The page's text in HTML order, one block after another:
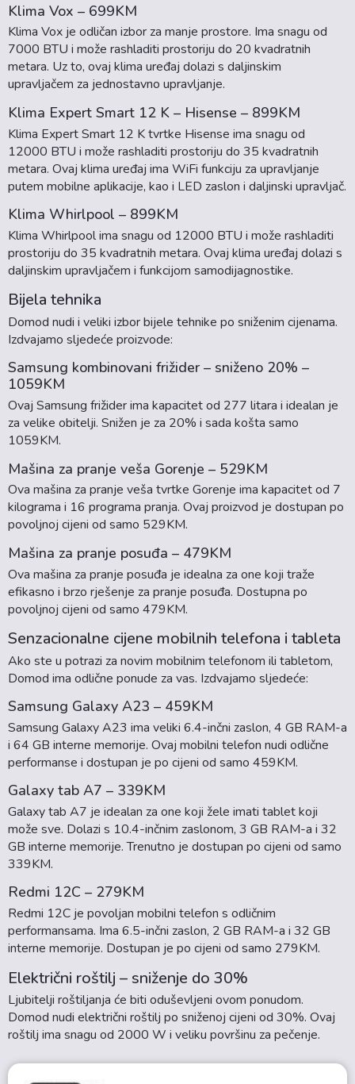
Klima Vox – 699KM
Klima Vox je odličan izbor za manje prostore. Ima snagu od
7000 BTU i može rashladiti prostoriju do 20 kvadratnih
metara. Uz to, ovaj klima uređaj dolazi s daljinskim
upravljačem za jednostavno upravljanje.
Klima Expert Smart 12 K – Hisense – 899KM
Klima Expert Smart 12 K tvrtke Hisense ima snagu od
12000 BTU i može rashladiti prostoriju do 35 kvadratnih
metara. Ovaj klima uređaj ima WiFi funkciju za upravljanje
putem mobilne aplikacije, kao i LED zaslon i daljinski upravljač.
Klima Whirlpool – 899KM
Klima Whirlpool ima snagu od 12000 BTU i može rashladiti
prostoriju do 35 kvadratnih metara. Ovaj klima uređaj dolazi s
daljinskim upravljačem i funkcijom samodijagnostike.
Bijela tehnika
Domod nudi i veliki izbor bijele tehnike po sniženim cijenama.
Izdvajamo sljedeće proizvode:
Samsung kombinovani frižider – sniženo 20% –
1059KM
Ovaj Samsung frižider ima kapacitet od 277 litara i idealan je
za velike obitelji. Snižen je za 20% i sada košta samo
1059KM.
Mašina za pranje veša Gorenje – 529KM
Ova mašina za pranje veša tvrtke Gorenje ima kapacitet od 7
kilograma i 16 programa pranja. Ovaj proizvod je dostupan po
povoljnoj cijeni od samo 529KM.
Mašina za pranje posuđa – 479KM
Ova mašina za pranje posuđa je idealna za one koji traže
efikasno i brzo rješenje za pranje posuđa. Dostupna po
povoljnoj cijeni od samo 479KM.
Senzacionalne cijene mobilnih telefona i tableta
Ako ste u potrazi za novim mobilnim telefonom ili tabletom,
Domod ima odlične ponude za vas. Izdvajamo sljedeće:
Samsung Galaxy A23 – 459KM
Samsung Galaxy A23 ima veliki 6.4-inčni zaslon, 4 GB RAM-a
i 64 GB interne memorije. Ovaj mobilni telefon nudi odlične
performanse i dostupan je po cijeni od samo 459KM.
Galaxy tab A7 – 339KM
Galaxy tab A7 je idealan za one koji žele imati tablet koji
može sve. Dolazi s 10.4-inčnim zaslonom, 3 GB RAM-a i 32
GB interne memorije. Trenutno je dostupan po cijeni od samo
339KM.
Redmi 12C – 279KM
Redmi 12C je povoljan mobilni telefon s odličnim
performansama. Ima 6.5-inčni zaslon, 2 GB RAM-a i 32 GB
interne memorije. Dostupan je po cijeni od samo 279KM.
Električni roštilj – sniženje do 30%
Ljubitelji roštiljanja će biti oduševljeni ovom ponudom.
Domod nudi električni roštilj po sniženoj cijeni od 30%. Ovaj
roštilj ima snagu od 2000 W i veliku površinu za pečenje.